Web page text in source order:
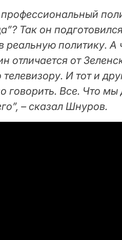
Так он
политику. А
отличается от
И тот и
говорить. Все. Что
– сказал Шнуров.